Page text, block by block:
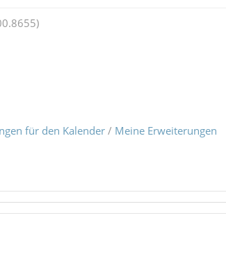
für den Kalender/ Meine Erweiterungen